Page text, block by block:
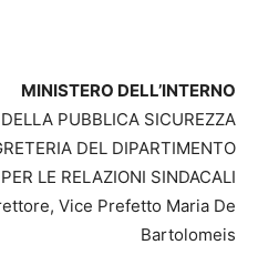
MINISTERO DELL’INTERNO
PUBBLICA SICUREZZA
DEL DIPARTIMENTO
LE RELAZIONI SINDACALI
Vice Prefetto Maria De
Bartolomeis